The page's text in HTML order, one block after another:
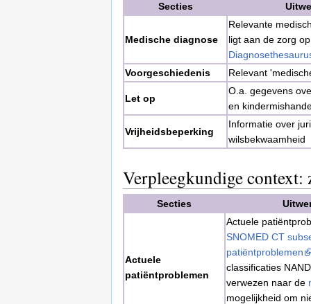
Secties
Medische diagnose
Relevante
ligt aan de zorg
Voorgeschiedenis
Relevant
Let op
O.a. gegevens
en
Vrijheidsbeperking
Informatie over
wilsbekwaamheid
Verpleegkundige context:
Secties
Actuele
patiëntproblemen
Actuele
SNOMED CT
patiëntproblemen
classificaties
verwezen naar de
mogelijkheid om